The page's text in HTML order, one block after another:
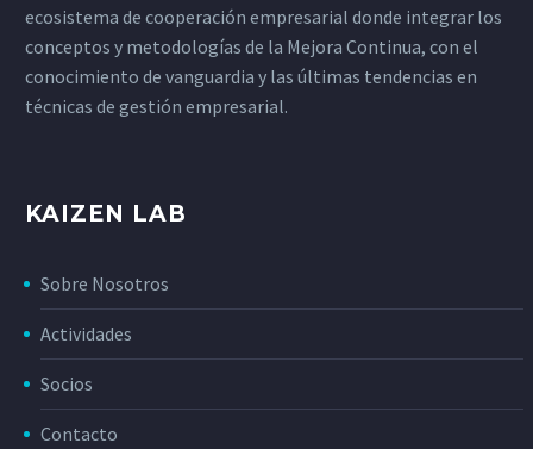
ecosistema de cooperación empresarial donde integrar los
conceptos y metodologías de la Mejora Continua, con el
conocimiento de vanguardia y las últimas tendencias en
técnicas de gestión empresarial.
KAIZEN LAB
Sobre Nosotros
Actividades
Socios
Contacto